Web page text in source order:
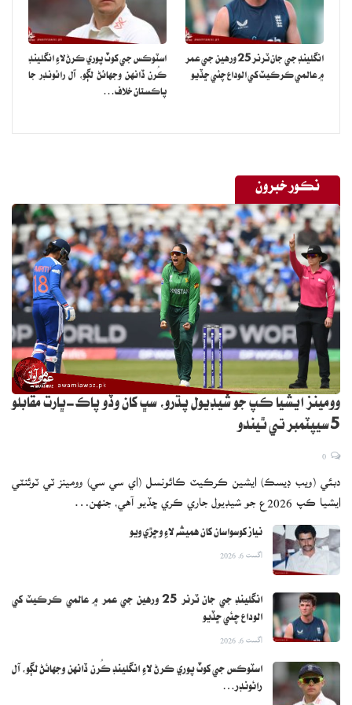
انگلينڊ جي جان ٽرنر 25 ورهين جي عمر
۾ عالمي ڪرڪيٽ کي الوداع چئي ڇڏيو
اسٽوڪس جي کوٽ پوري ڪرڻ لاءِ انگلينڊ
ڪُرن ڏانهن وجهائڻ لڳو، آل رائونڊر جا
پاڪستان خلاف…
نڪور خبرون
وومينز ايشيا ڪپ جو شيڊيول پڌرو، سڀ کان وڏو پاڪ-ڀارت مقابلو
5 سيپٽمبر تي ٿيندو
دبئي (ويب ڊيسڪ) ايشين ڪرڪيٽ ڪائونسل (اي سي سي) وومينز ٽي ٽوئنٽي
ايشيا ڪپ 2026ع جو شيڊيول جاري ڪري ڇڏيو آهي، جنهن…
نياز کوسواسان کان هميشه لاءِ وڇڙي ويو
اگست 6, 2026
انگلينڊ جي جان ٽرنر 25 ورهين جي عمر ۾ عالمي ڪرڪيٽ کي
الوداع چئي ڇڏيو
اگست 6, 2026
اسٽوڪس جي کوٽ پوري ڪرڻ لاءِ انگلينڊ ڪُرن ڏانهن وجهائڻ لڳو، آل
رائونڊر…